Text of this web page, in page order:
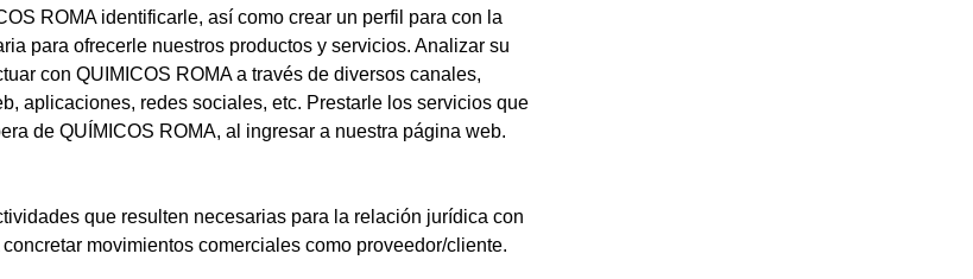
ROMA identificarle, así como crear un perfil para con la
para ofrecerle nuestros productos y servicios. Analizar su
con QUIMICOS ROMA a través de diversos canales,
aplicaciones, redes sociales, etc. Prestarle los servicios que
de QUÍMICOS ROMA, al ingresar a nuestra página web.
que resulten necesarias para la relación jurídica con
movimientos comerciales como proveedor/cliente.